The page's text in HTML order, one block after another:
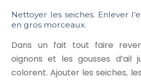
Nettoyer les seiches. Enlever
en gros morceaux.
Dans un fait tout faire
oignons et les gousses d’ail
colorent. Ajouter les seiches,